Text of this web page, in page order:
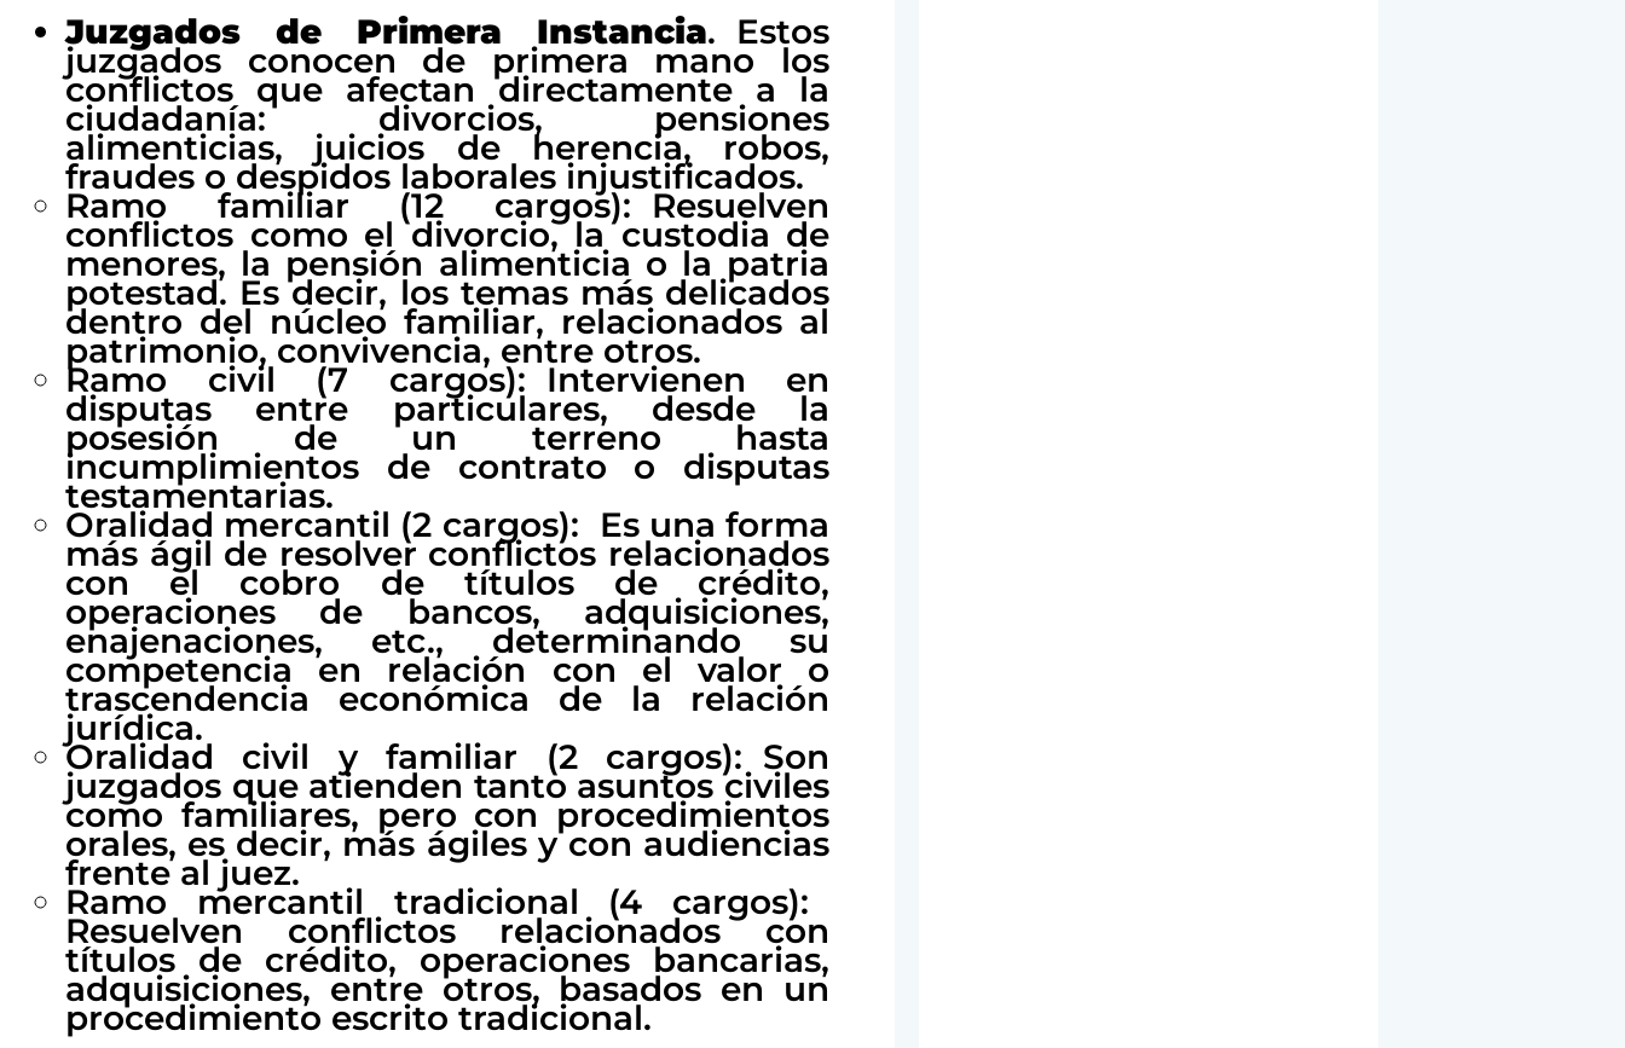
Juzgados de Primera Instancia. Estos
juzgados conocen de primera mano los
conflictos que afectan directamente a la
ciudadanía: divorcios, pensiones
alimenticias, juicios de herencia, robos,
fraudes o despidos laborales injustificados.
Ramo familiar (12 cargos): Resuelven
conflictos como el divorcio, la custodia de
menores, la pensión alimenticia o la patria
potestad. Es decir, los temas más delicados
dentro del núcleo familiar, relacionados al
patrimonio, convivencia, entre otros.
Ramo civil (7 cargos): Intervienen en
disputas entre particulares, desde la
posesión de un terreno hasta
incumplimientos de contrato o disputas
testamentarias.
Oralidad mercantil (2 cargos): Es una forma
más ágil de resolver conflictos relacionados
con el cobro de títulos de crédito,
operaciones de bancos, adquisiciones,
enajenaciones, etc., determinando su
competencia en relación con el valor o
trascendencia económica de la relación
jurídica.
Oralidad civil y familiar (2 cargos): Son
juzgados que atienden tanto asuntos civiles
como familiares, pero con procedimientos
orales, es decir, más ágiles y con audiencias
frente al juez.
Ramo mercantil tradicional (4 cargos):
Resuelven conflictos relacionados con
títulos de crédito, operaciones bancarias,
adquisiciones, entre otros, basados en un
procedimiento escrito tradicional.